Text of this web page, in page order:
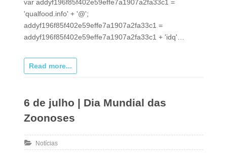
var addyf196f85f402e59effe7a1907a2fa33c1 =
'qualfood.info' + '@';
addyf196f85f402e59effe7a1907a2fa33c1 =
addyf196f85f402e59effe7a1907a2fa33c1 + 'idq'…
Read more...
6 de julho | Dia Mundial das
Zoonoses
Notícias